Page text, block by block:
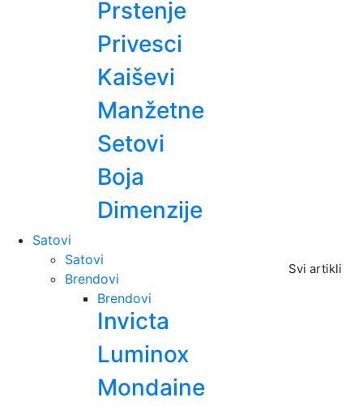
Prstenje
Privesci
Kaiševi
Manžetne
Setovi
Boja
Dimenzije
Satovi
Svi artikli
Satovi
Brendovi
Brendovi
Invicta
Luminox
Mondaine